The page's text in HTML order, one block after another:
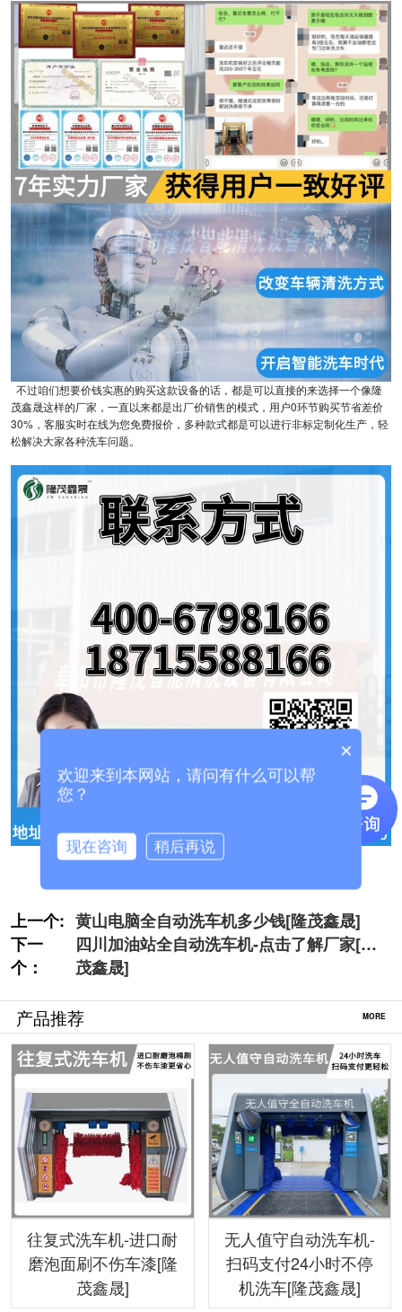
不过咱们想要价钱实惠的购买这款设备的话，都是可以直接的来选择一个像隆
茂鑫晟这样的厂家，一直以来都是出厂价销售的模式，用户0环节购买节省差价
30%，客服实时在线为您免费报价，多种款式都是可以进行非标定制化生产，轻
松解决大家各种洗车问题。
上一个: 黄山电脑全自动洗车机多少钱[隆茂鑫晟]
下一
个：
四川加油站全自动洗车机-点击了解厂家[隆
茂鑫晟]
产品推荐 MORE
往复式洗车机-进口耐
磨泡面刷不伤车漆[隆
茂鑫晟]
无人值守自动洗车机-
扫码支付24小时不停
机洗车[隆茂鑫晟]
×
欢迎来到本网站，请问有什么可以帮
您？
现在咨询 稍后再说